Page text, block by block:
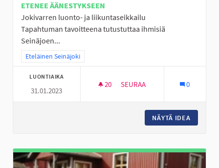
ETENEE ÄÄNESTYKSEEN
Jokivarren luonto- ja liikuntaseikkailu
Tapahtuman tavoitteena tutustuttaa ihmisiä
Seinäjoen...
Rajaa tulokset teeman mukaan: Eteläinen Seinäjoki
Eteläinen Seinäjoki
LUONTIAIKA
31.01.2023
20 20 SEURAAJAA
SEURAA 0
NÄYTÄ IDEA